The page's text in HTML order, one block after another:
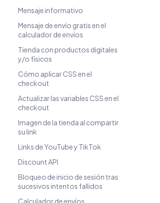
Mensaje informativo
Mensaje de envío gratis en el
calculador de envíos
Tienda con productos digitales
y/o físicos
Cómo aplicar CSS en el
checkout
Actualizar las variables CSS en el
checkout
Imagen de la tienda al compartir
su link
Links de YouTube y TikTok
Discount API
Bloqueo de inicio de sesión tras
sucesivos intentos fallidos
Calculador de envíos